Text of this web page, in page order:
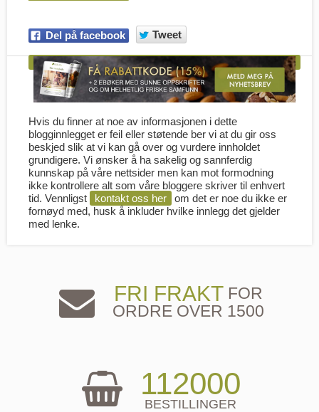
Del på facebook Tweet
Hvis du finner at noe av informasjonen i dette
blogginnlegget er feil eller støtende ber vi at du gir oss
beskjed slik at vi kan gå over og vurdere innholdet
grundigere. Vi ønsker å ha sakelig og sannferdig
kunnskap på våre nettsider men kan mot formodning
ikke kontrollere alt som våre bloggere skriver til enhvert
tid. Vennligst
kontakt oss her
om det er noe du ikke er
fornøyd med, husk å inkluder hvilke innlegg det gjelder
med lenke.
FRI FRAKTFOR
ORDRE OVER 1500
112000
BESTILLINGER